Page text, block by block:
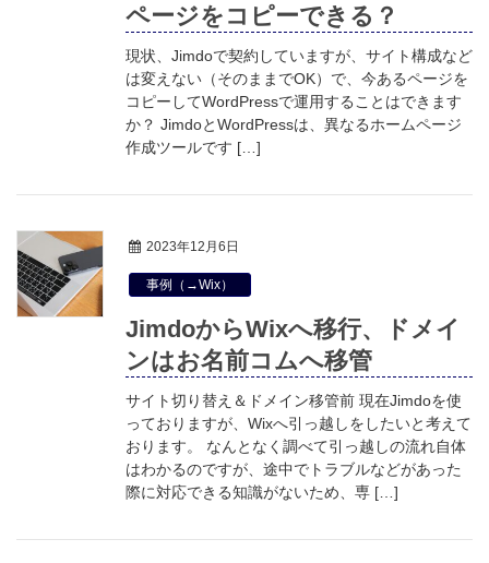
ページをコピーできる？
現状、Jimdoで契約していますが、サイト構成など
は変えない（そのままでOK）で、今あるページを
コピーしてWordPressで運用することはできます
か？ JimdoとWordPressは、異なるホームページ
作成ツールです […]
2023年12月6日
事例（→Wix）
JimdoからWixへ移行、ドメイ
ンはお名前コムへ移管
サイト切り替え＆ドメイン移管前 現在Jimdoを使
っておりますが、Wixへ引っ越しをしたいと考えて
おります。 なんとなく調べて引っ越しの流れ自体
はわかるのですが、途中でトラブルなどがあった
際に対応できる知識がないため、専 […]